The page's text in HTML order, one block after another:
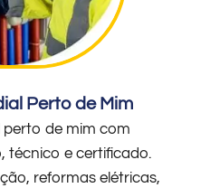
Perto de Mim
perto de mim com
técnico e certificado.
reformas elétricas,